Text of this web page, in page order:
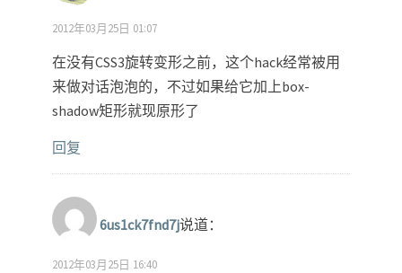
2012年03月25日 01:07
在没有CSS3旋转变形之前，这个hack经常被用
来做对话泡泡的，不过如果给它加上box-
shadow矩形就现原形了
回复
6us1ck7fnd7j说道：
2012年03月25日 16:40